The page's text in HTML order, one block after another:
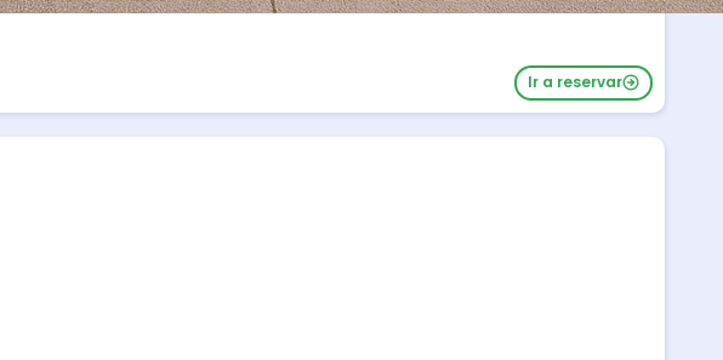
Ir a reservar